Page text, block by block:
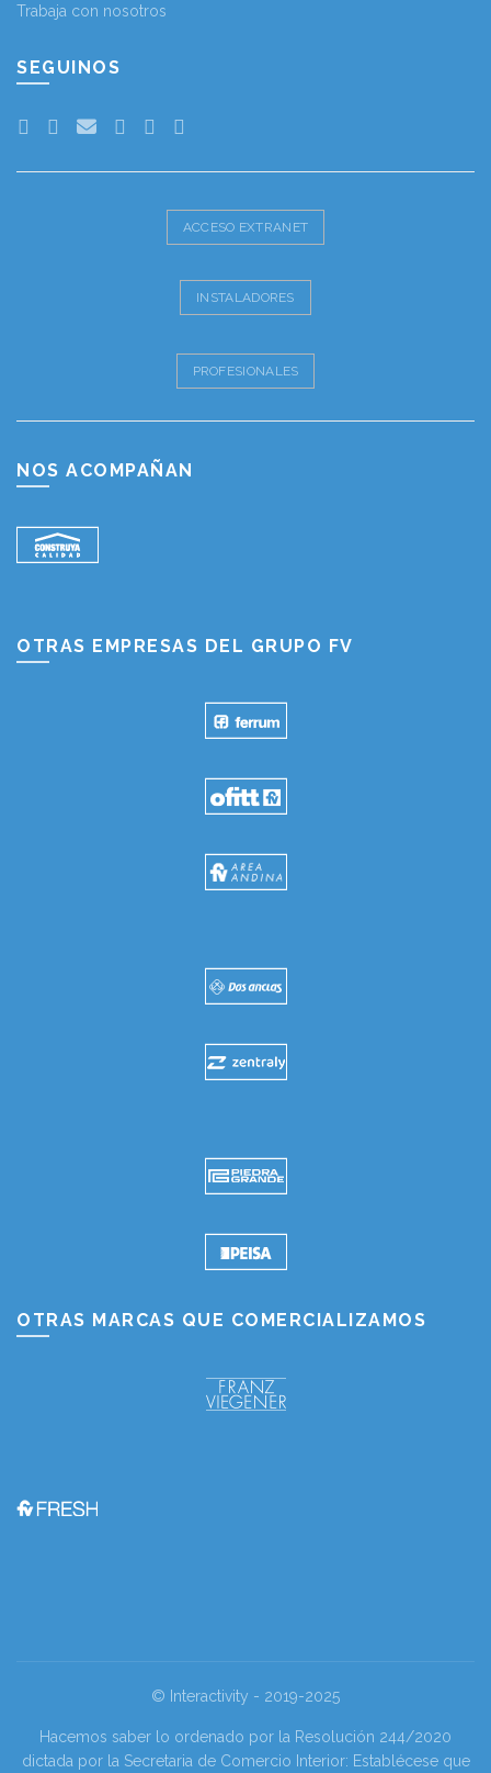
Trabaja con nosotros
SEGUINOS
ACCESO EXTRANET
INSTALADORES
PROFESIONALES
NOS ACOMPAÑAN
OTRAS EMPRESAS DEL GRUPO FV
OTRAS MARCAS QUE COMERCIALIZAMOS
© Interactivity - 2019-2025
Hacemos saber lo ordenado por la Resolución 244/2020
dictada por la Secretaria de Comercio Interior: Establécese que